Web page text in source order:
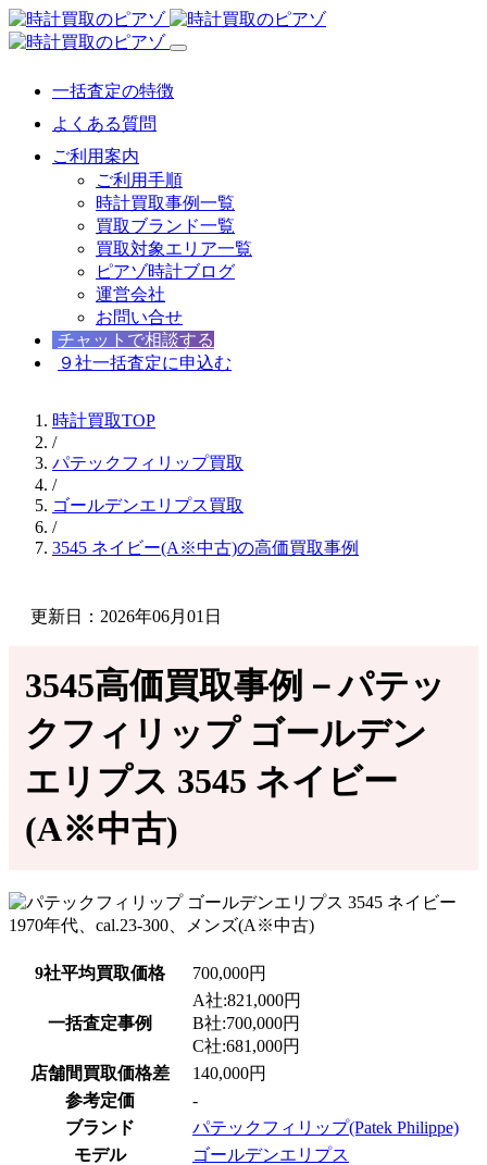
一括査定の特徴
よくある質問
ご利用案内
ご利用手順
時計買取事例一覧
買取ブランド一覧
買取対象エリア一覧
ピアゾ時計ブログ
運営会社
お問い合せ
チャットで相談する
９社一括査定に申込む
時計買取TOP
/
パテックフィリップ買取
/
ゴールデンエリプス買取
/
3545 ネイビー(A※中古)の高価買取事例
更新日：2026年06月01日
3545高価買取事例－パテッ
クフィリップ ゴールデン
エリプス 3545 ネイビー
(A※中古)
9社平均買取価格 700,000円
一括査定事例
A社:821,000円
B社:700,000円
C社:681,000円
店舗間買取価格差
140,000円
参考定価
-
ブランド
パテックフィリップ(Patek Philippe)
モデル
ゴールデンエリプス